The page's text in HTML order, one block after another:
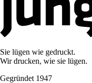
Sie lügen wie gedruckt.
Wir drucken, wie sie lügen.
Gegründet 1947